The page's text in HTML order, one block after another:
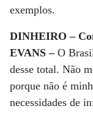
exemplos.
DINHEIRO –
EVANS – O
desse total. Não
porque não é
necessidades de